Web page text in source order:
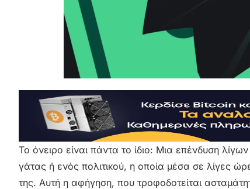
Το όνειρο είναι πάντα το ίδιο: Μια επένδυση
γάτας ή ενός πολιτικού, η οποία μέσα σε λίγες
της. Αυτή η αφήγηση, που τροφοδοτείται